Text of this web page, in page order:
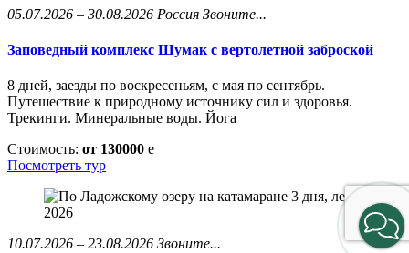
05.07.2026 – 30.08.2026 Россия Звоните...
Заповедный комплекс Шумак с вертолетной заброской
8 дней, заезды по воскресеньям, с мая по сентябрь.
Путешествие к природному источнику сил и здоровья.
Трекинги. Минеральные воды. Йога
Стоимость: от 130000 e
Посмотреть тур
10.07.2026 – 23.08.2026 Звоните...